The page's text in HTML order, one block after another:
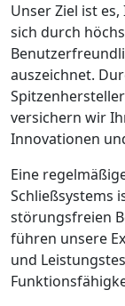
Unser Ziel ist
sich durch
auszeichnet.
versichern wir
Innovationen
Eine
Schließsystems
störungsfreien
führen unsere
und